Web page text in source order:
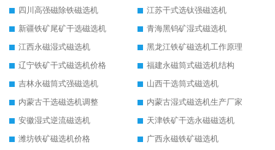
四川高强磁除铁磁选机
江苏干式选钛强磁选机
新疆铁矿尾矿干选磁选机
青海黑钨矿湿式磁选机
江西永磁湿式磁选机
黑龙江铁矿磁选机工作原理
辽宁铁矿干式磁选机价格
福建永磁筒式磁选机结构
吉林永磁筒式强磁选机
山西干选筒式磁选机
内蒙古干选磁选机调整
内蒙古湿式磁选机生产厂家
安徽湿式逆流磁选机
天津铁矿干选永磁磁选机
潍坊铁矿磁选机价格
广西永磁铁矿磁选机